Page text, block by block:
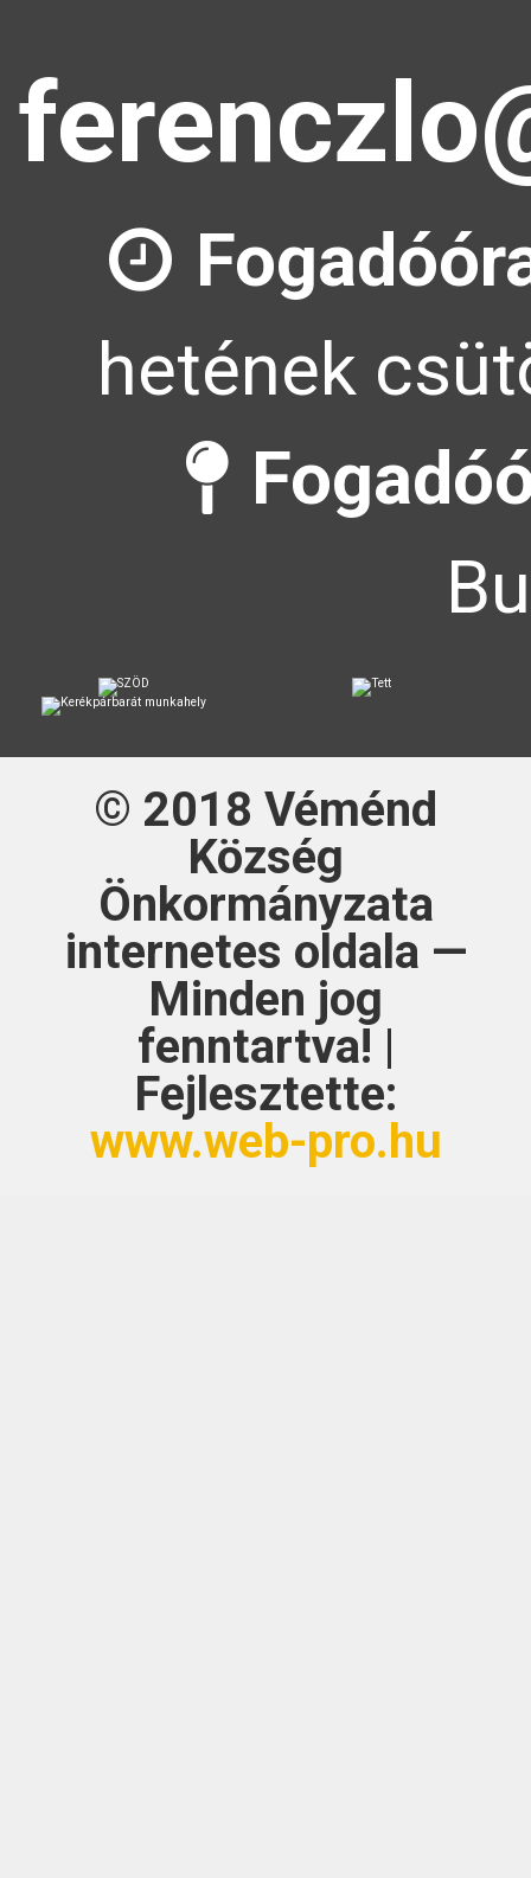
hetének
© 2018 Véménd
Község
Önkormányzata
internetes oldala —
Minden jog
fenntartva! |
Fejlesztette:
www.web-pro.hu